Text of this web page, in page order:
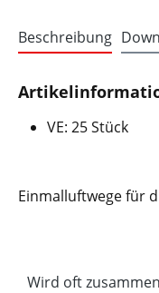
Beschreibung
VE: 25 Stück
Einmalluftwege für
Wird oft